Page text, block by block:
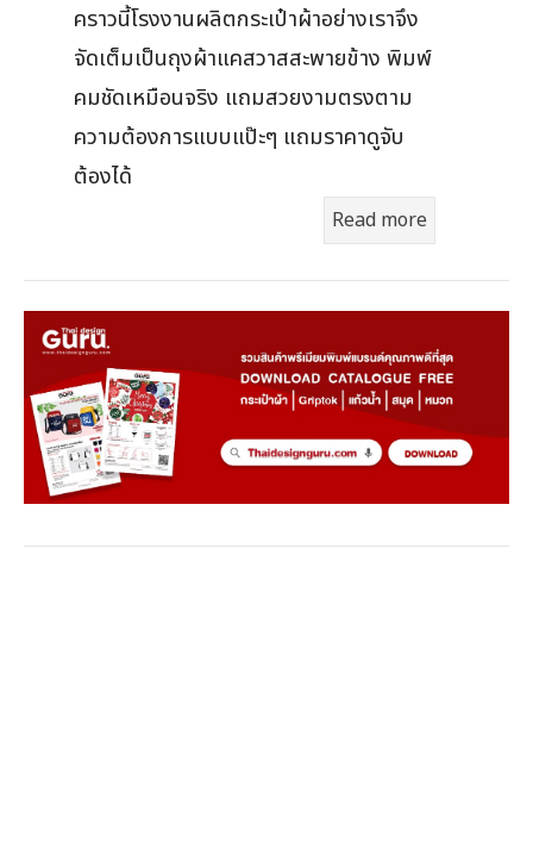
คราวนี้โรงงานผลิตกระเป๋าผ้าอย่างเราจึง
จัดเต็มเป็นถุงผ้าแคสวาสสะพายข้าง พิมพ์
คมชัดเหมือนจริง แถมสวยงามตรงตาม
ความต้องการแบบแป๊ะๆ แถมราคาดูจับ
ต้องได้
Read more